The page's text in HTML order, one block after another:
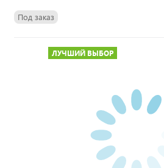
Под заказ
ЛУЧШИЙ ВЫБОР